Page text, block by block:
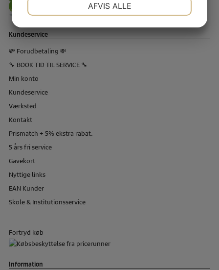
Kundeservice
💸 Forudbetaling 💸
🔧 BOOK TID TIL SERVICE 🔧
Min konto
Kundeservice
Værksted
Kontakt
Prismatch + 5% ekstra rabat.
5 års fri service
Gavekort
Nyttige links
EAN Kunder
Skole & Institutionsservice
Fortryd køb
Information
AFVIS ALLE